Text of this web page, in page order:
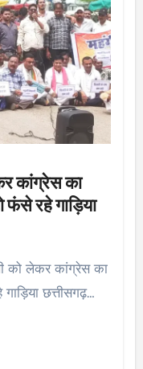
कांग्रेस का
रहे गाड़िया
छत्तीसगढ़…